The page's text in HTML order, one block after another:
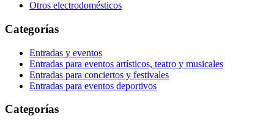
Otros electrodomésticos
Categorías
Entradas y eventos
Entradas para eventos artísticos, teatro y musicales
Entradas para conciertos y festivales
Entradas para eventos deportivos
Categorías